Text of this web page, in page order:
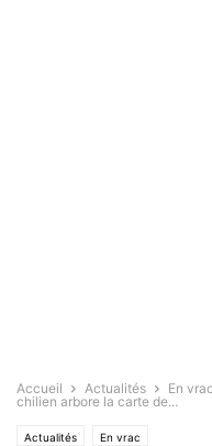
Accueil Actualités En vrac
chilien arbore la carte de...
Actualités En vrac